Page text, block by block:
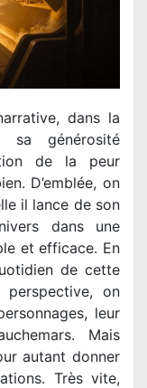
dans la
générosité
de la peur
D’emblée, on
il lance de son
dans une
et efficace. En
de cette
perspective, on
leur
Mais
autant donner
Très vite,